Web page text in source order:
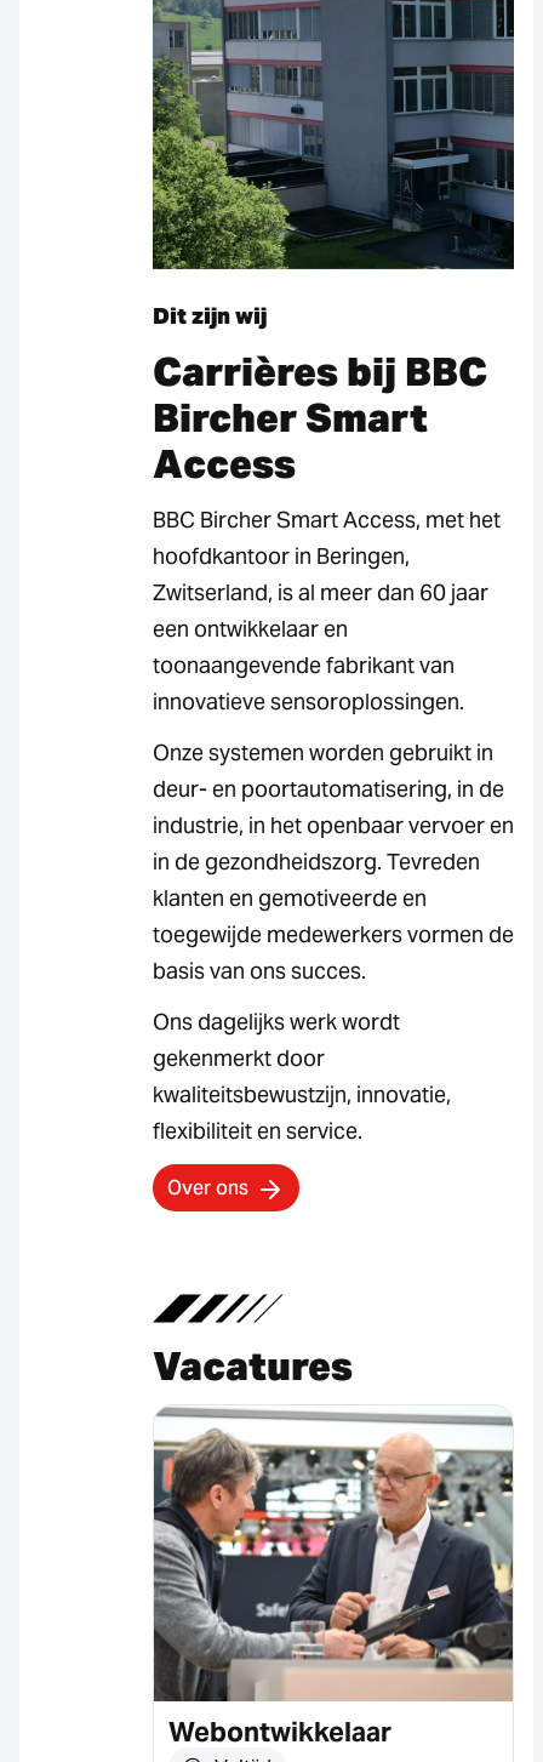
Dit zijn wij
Carrières bij BBC
Bircher Smart
Access
BBC Bircher Smart Access, met het
hoofdkantoor in Beringen,
Zwitserland, is al meer dan 60 jaar
een ontwikkelaar en
toonaangevende fabrikant van
innovatieve sensoroplossingen.
Onze systemen worden gebruikt in
deur- en poortautomatisering, in de
industrie, in het openbaar vervoer en
in de gezondheidszorg. Tevreden
klanten en gemotiveerde en
toegewijde medewerkers vormen de
basis van ons succes.
Ons dagelijks werk wordt
gekenmerkt door
kwaliteitsbewustzijn, innovatie,
flexibiliteit en service.
Over ons
Vacatures
Webontwikkelaar